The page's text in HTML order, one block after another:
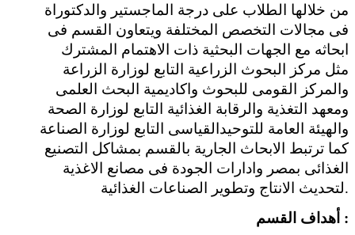
من خلالها الطلاب على درجة الماجستير والدكتوراة
فى مجالات التخصص المختلفة ويتعاون القسم فى
ابحاثه مع الجهات البحثية ذات الاهتمام المشترك
مثل مركز البحوث الزراعية التابع لوزارة الزراعة
والمركز القومى للبحوث واكاديمية البحث العلمى
ومعهد التغذية والرقابة الغذائية التابع لوزارة الصحة
والهيئة العامة للتوحيدالقياسى التابع لوزارة الصناعة
كما ترتبط الابحاث الجارية بالقسم بمشاكل التصنيع
الغذائى بمصر وادارات الجودة فى مصانع الاغذية
لتحديث الانتاج وتطوير الصناعات الغذائية.
أهداف القسم :